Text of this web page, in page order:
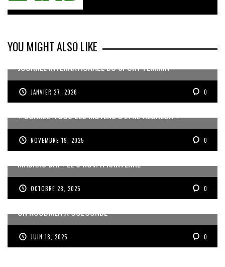
YOU MIGHT ALSO LIKE
JOURNÉE INTERNATIONALE DU SPORT FÉMININ
JANVIER 27, 2026 0
« DONNEZ-VOUS LES MOYENS D’ÊTRE HEUREUX »
NOVEMBRE 19, 2025 0
MADRAS DAY : LE 8 NOV. À NANTERRE
OCTOBRE 28, 2025 0
UN KOUDMEN À GOLCONDE
JUIN 18, 2025 0